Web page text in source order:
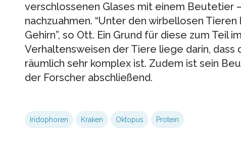
verschlossenen Glases mit einem Beutetier
nachzuahmen. “Unter den wirbellosen
Gehirn”, so Ott. Ein Grund für diese zum Teil
Verhaltensweisen der Tiere liege darin, dass
räumlich sehr komplex ist. Zudem ist sein
der Forscher abschließend.
Iridophoren Kraken Oktopus Protein